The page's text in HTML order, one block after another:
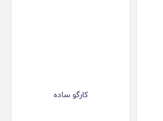
کارگو ساده